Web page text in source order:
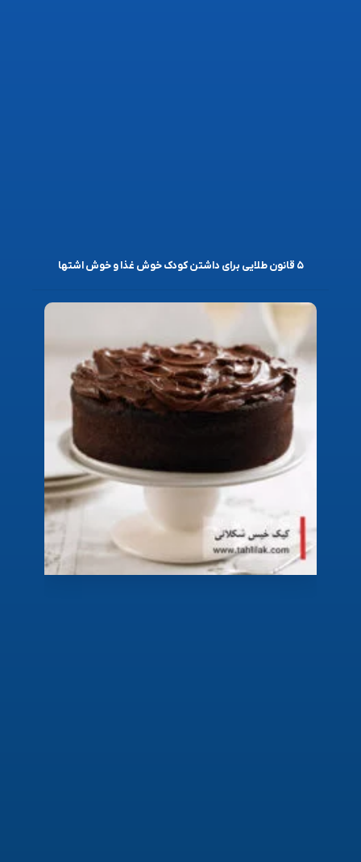
۵ قانون طلایی برای داشتن کودک خوش غذا و خوش اشتها